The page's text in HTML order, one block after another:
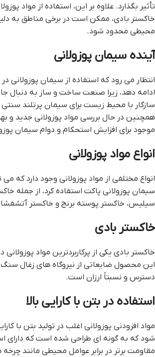
تأثیر بگذارد. علاوه بر این، استفاده از مواد
خاکستر بادی، ممکن است در برخی مناطق به
محیطی محدود شود.
آینده سیمان پوزولانی
انتظار می رود که استفاده از سیمان پوزولانی
ادامه دهد، زیرا صنعت ساخت و ساز به دنبال
سازگار با محیط زیست برای سیمان پرتلند
همچنین در حال بررسی مواد پوزولانی جدید و
موجود برای افزایش استحکام و دوام سیمان
انواع مواد پوزولانی
انواع مختلفی از مواد پوزولانی وجود دارد که می
سیمان پوزولانی پاکت استفاده کرد، از جمله
سیلیس، خاکستر پوسته برنج و خاکستر
خاکستر بادی
خاکستر بادی یکی از پرکاربردترین مواد
این محصول ضایعاتی از نیروگاه های زغال
دسترس و نسبتاً ارزان است.
استفاده در بتن با کارایی بالا
مواد افزودنی پوزولانی اغلب در تولید بتن با
شود که به گونه ای طراحی شده است که دارای
مقاومت برتر در برابر عوامل محیطی مانند